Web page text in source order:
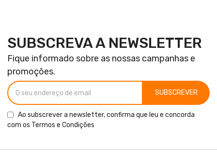
SUBSCREVA A NEWSLETTER
Fique informado sobre as nossas campanhas e
promoções.
SUBSCREVER
Ao subscrever a newsletter, confirma que leu e concorda
com os Termos e Condições